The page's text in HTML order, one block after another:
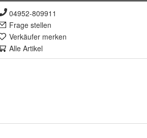
04952-809911
Frage stellen
Verkäufer merken
Alle Artikel